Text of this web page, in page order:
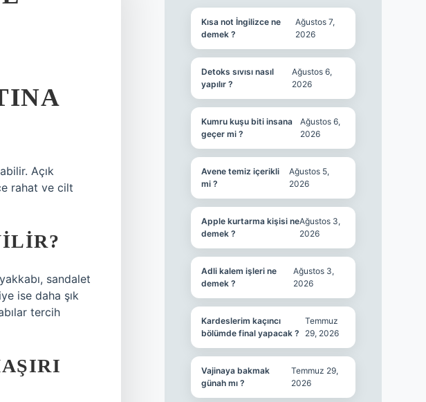
Açık
rahat ve cilt
sandalet
ise daha şık
tercih
Kısa not İngilizce ne
demek ?
Ağustos 7,
2026
Detoks sıvısı nasıl
yapılır ?
Ağustos 6,
2026
Kumru kuşu biti insana
geçer mi ?
Ağustos 6,
2026
Avene temiz içerikli
mi ?
Ağustos 5,
2026
Apple kurtarma kişisi ne
demek ?
Ağustos 3,
2026
Adli kalem işleri ne
demek ?
Ağustos 3,
2026
Kardeslerim kaçıncı
bölümde final yapacak ?
Temmuz
29, 2026
Vajinaya bakmak
günah mı ?
Temmuz 29,
2026